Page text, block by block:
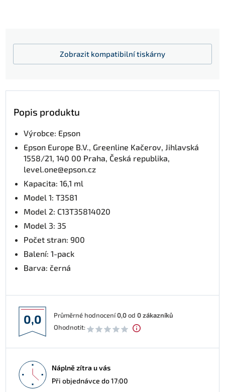
Zobrazit kompatibilní tiskárny
Popis produktu
Výrobce: Epson
Epson Europe B.V., Greenline Kačerov, Jihlavská
1558/21, 140 00 Praha, Česká republika,
level.one@epson.cz
Kapacita: 16,1 ml
Model 1: T3581
Model 2: C13T35814020
Model 3: 35
Počet stran: 900
Balení: 1-pack
Barva: černá
0,0 Průměrné hodnocení0,0od 0zákazníků
Ohodnotit:
Náplně zítra u vás
Při objednávce do 17:00